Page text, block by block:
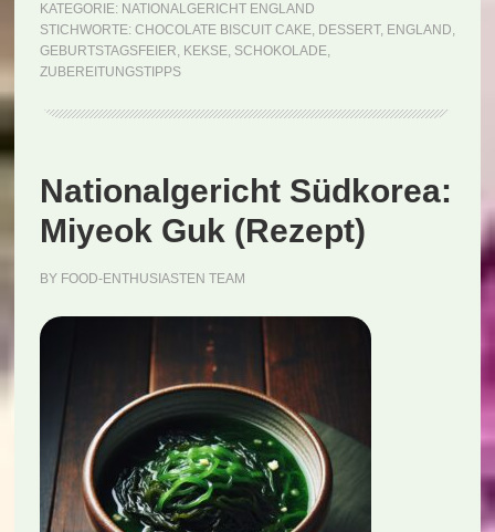
Biscuit
KATEGORIE: NATIONALGERICHT ENGLAND
STICHWORTE: CHOCOLATE BISCUIT CAKE, DESSERT, ENGLAND,
GEBURTSTAGSFEIER, KEKSE, SCHOKOLADE,
ZUBEREITUNGSTIPPS
Nationalgericht Südkorea:
Miyeok Guk (Rezept)
BY FOOD-ENTHUSIASTEN TEAM